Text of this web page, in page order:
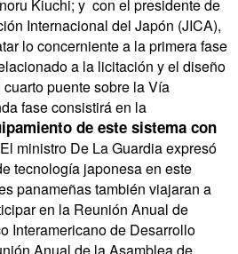
Kiuchi; y con el presidente de
Internacional del Japón (JICA),
lo concerniente a la primera fase
a la licitación y el diseño
puente sobre la Vía
fase consistirá en la
de este sistema con
El ministro De La Guardia expresó
tecnología japonesa en este
panameñas también viajaran a
en la Reunión Anual de
Interamericano de Desarrollo
Anual de la Asamblea de